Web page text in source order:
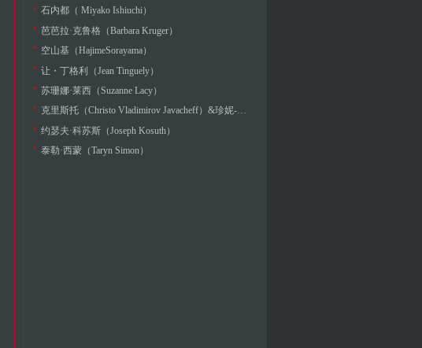
石内都（ Miyako Ishiuchi）
芭芭拉·克鲁格（Barbara Kruger）
空山基（HajimeSorayama）
让・丁格利（Jean Tinguely）
苏珊娜·莱西（Suzanne Lacy）
克里斯托（Christo Vladimirov Javacheff）&珍妮-克劳德（Jeanne-Claude Denat de Guillebon）
约瑟夫·科苏斯（Joseph Kosuth）
泰勒·西蒙（Taryn Simon）